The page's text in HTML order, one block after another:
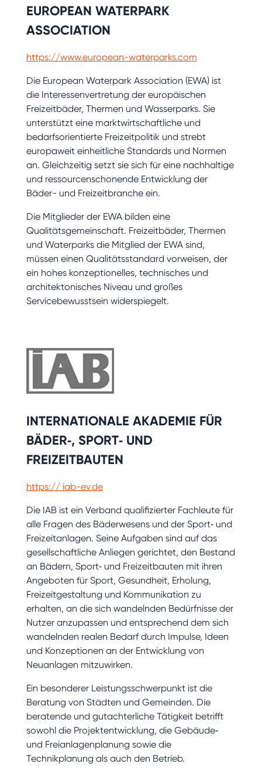
EUROPEAN WATERPARK
ASSOCIATION
https://www.european-waterparks.com
Die European Waterpark Association (EWA) ist
die Interessenvertretung der europäischen
Freizeitbäder, Thermen und Wasserparks. Sie
unterstützt eine marktwirtschaftliche und
bedarfsorientierte Freizeitpolitik und strebt
europaweit einheitliche Standards und Normen
an. Gleichzeitig setzt sie sich für eine nachhaltige
und ressourcenschonende Entwicklung der
Bäder- und Freizeitbranche ein.
Die Mitglieder der EWA bilden eine
Qualitätsgemeinschaft. Freizeitbäder, Thermen
und Waterparks die Mitglied der EWA sind,
müssen einen Qualitätsstandard vorweisen, der
ein hohes konzeptionelles, technisches und
architektonisches Niveau und großes
Servicebewusstsein widerspiegelt.
INTERNATIONALE AKADEMIE FÜR
BÄDER‐, SPORT‐ UND
FREIZEITBAUTEN
https:// iab-ev.de
Die IAB ist ein Verband qualifizierter Fachleute für
alle Fragen des Bäderwesens und der Sport‐ und
Freizeitanlagen. Seine Aufgaben sind auf das
gesellschaftliche Anliegen gerichtet, den Bestand
an Bädern, Sport‐ und Freizeitbauten mit ihren
Angeboten für Sport, Gesundheit, Erholung,
Freizeitgestaltung und Kommunikation zu
erhalten, an die sich wandelnden Bedürfnisse der
Nutzer anzupassen und entsprechend dem sich
wandelnden realen Bedarf durch Impulse, Ideen
und Konzeptionen an der Entwicklung von
Neuanlagen mitzuwirken.
Ein besonderer Leistungsschwerpunkt ist die
Beratung von Städten und Gemeinden. Die
beratende und gutachterliche Tätigkeit betrifft
sowohl die Projektentwicklung, die Gebäude‐
und Freianlagenplanung sowie die
Technikplanung als auch den Betrieb.